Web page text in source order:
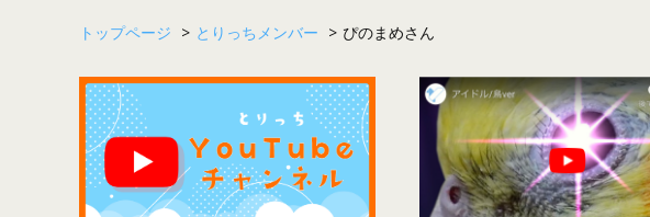
トップページ > とりっちメンバー > ぴのまめさん